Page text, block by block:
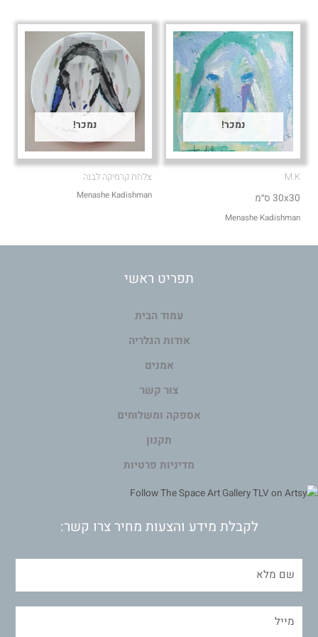
נמכר!
M.K
30x30 ס״מ
Menashe Kadishman
נמכר!
צלחת קרמיקה לבנה
Menashe Kadishman
תפריט ראשי
עמוד הבית
אודות הגלריה
אמנים
צור קשר
אספקה ומשלוחים
תקנון
מדיניות פרטיות
לקבלת מידע והצעות מחיר צרו קשר: